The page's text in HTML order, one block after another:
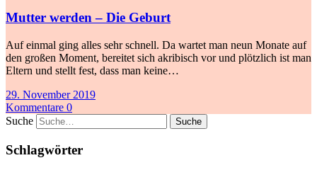
Mutter werden – Die Geburt
Auf einmal ging alles sehr schnell. Da wartet man neun Monate auf
den großen Moment, bereitet sich akribisch vor und plötzlich ist man
Eltern und stellt fest, dass man keine…
29. November 2019
Kommentare 0
Suche
Schlagwörter